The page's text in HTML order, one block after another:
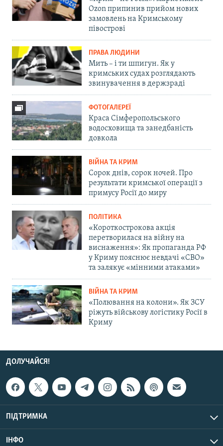
Ozon припинив прийом нових
замовлень на Кримському
півострові
ПРАВА ЛЮДИНИ
Мить – і ти шпигун. Як у
кримських судах розглядають
звинувачення в держзраді
ФОТОГАЛЕРЕЇ
Краса Сімферопольського
водосховища та занедбаність
довкола
ВІЙНА ТА КРИМ
Сорок днів, сорок ночей. Про
результати кримської операції з
примусу Росії до миру
ПОЛІТИКА
«Короткострокова акція
перетворилася на війну на
виснаження»: Як пропаганда РФ
у Криму пояснює невдачі «СВО»
та залякує «мінними атаками»
ВІЙНА ТА КРИМ
«Полювання на колони». Як ЗСУ
ріжуть військову логістику Росії в
Криму
ДОЛУЧАЙСЯ!
ПІДТРИМКА
ІНФО